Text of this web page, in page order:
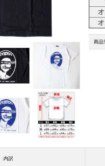
商品
内訳